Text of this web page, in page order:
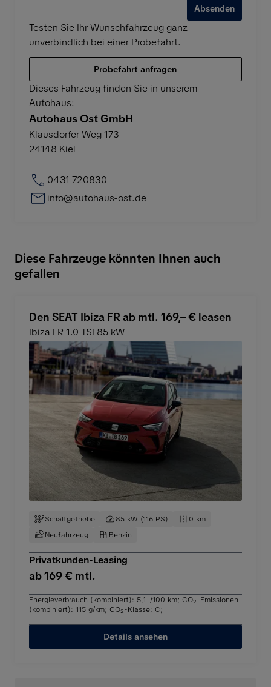
Absenden
Testen Sie Ihr Wunschfahrzeug ganz
unverbindlich bei einer Probefahrt.
Probefahrt anfragen
Dieses Fahrzeug finden Sie in unserem
Autohaus:
Autohaus Ost GmbH
Klausdorfer Weg 173
24148 Kiel
0431 720830
info@autohaus-ost.de
Diese Fahrzeuge könnten Ihnen auch
gefallen
Den SEAT Ibiza FR ab mtl. 169,– € leasen
Ibiza FR 1.0 TSI 85 kW
Schaltgetriebe 85 kW (116 PS)
0 km
Neufahrzeug
Benzin
Privatkunden-Leasing
ab 169 € mtl.
Energieverbrauch (kombiniert): 5,1 l/100 km; CO2-Emissionen
(kombiniert): 115 g/km; CO2-Klasse: C;
Details ansehen